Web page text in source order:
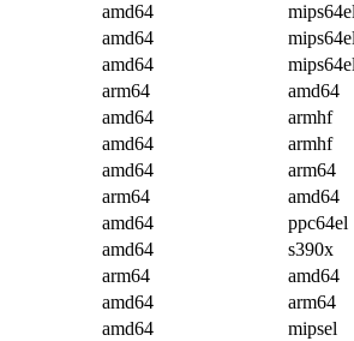
amd64
amd64
amd64
arm64
amd64
amd64
armhf
amd64
armhf
amd64
arm64
arm64
amd64
amd64
ppc64el
amd64
s390x
arm64
amd64
amd64
arm64
amd64
mipsel